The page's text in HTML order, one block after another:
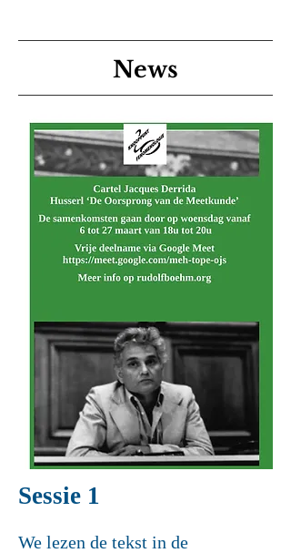
News
Sessie 1
We lezen de tekst in de